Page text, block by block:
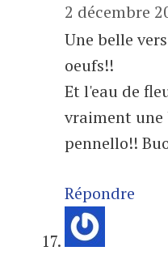
2 décembre
Une belle
oeufs!!
Et l'eau de
vraiment une
pennello!!
Répondre